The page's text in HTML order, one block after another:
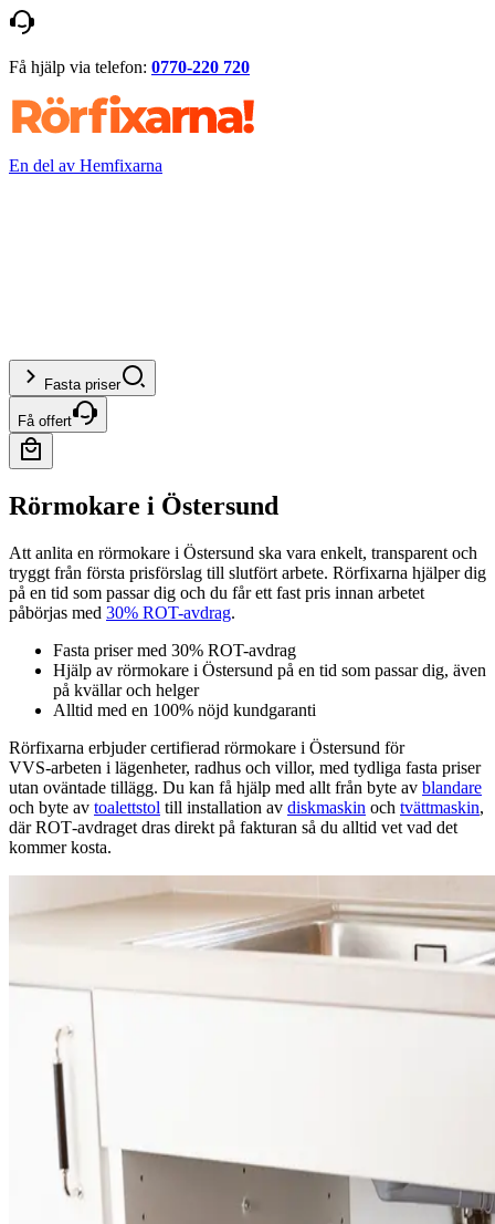
Få hjälp via telefon: 0770-220 720
En del av Hemfixarna
Fasta priser
Få offert
Rörmokare i Östersund
Att anlita en rörmokare i Östersund ska vara enkelt, transparent och
tryggt från första prisförslag till slutfört arbete. Rörfixarna hjälper dig
på en tid som passar dig och du får ett fast pris innan arbetet
påbörjas med 30% ROT-avdrag.
Fasta priser med 30% ROT-avdrag
Hjälp av rörmokare i Östersund på en tid som passar dig, även
på kvällar och helger
Alltid med en 100% nöjd kundgaranti
Rörfixarna erbjuder certifierad rörmokare i Östersund för
VVS‑arbeten i lägenheter, radhus och villor, med tydliga fasta priser
utan oväntade tillägg. Du kan få hjälp med allt från byte av blandare
och byte av toalettstol till installation av diskmaskin och tvättmaskin,
där ROT‑avdraget dras direkt på fakturan så du alltid vet vad det
kommer kosta.